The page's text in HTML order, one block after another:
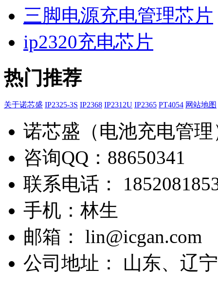
三脚电源充电管理芯片
ip2320充电芯片
热门推荐
关于诺芯盛 IP2325-3S IP2368 IP2312U IP2365 PT4054 网站地图
诺芯盛（电池充电管理
咨询QQ：88650341
联系电话：
手机：林生
邮箱： lin@icgan.com
公司地址： 山东、辽宁